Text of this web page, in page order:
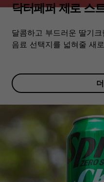
닥터페퍼 제로 스
달콤하고 부드러운 딸기
음료 선택지를 넓혀줄 새